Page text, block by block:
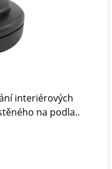
interiérových
na podla..